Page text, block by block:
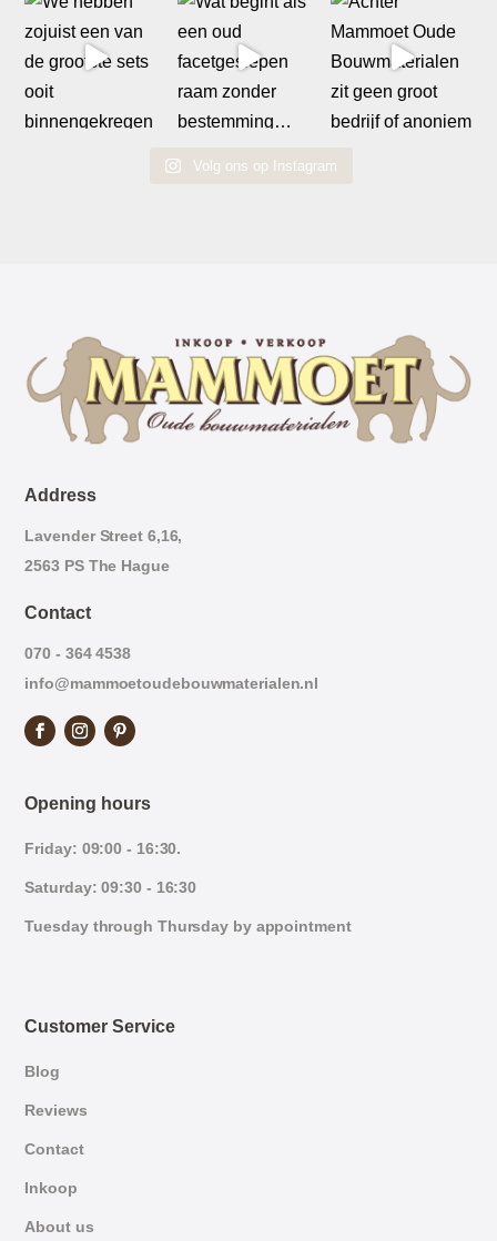
Volg ons op Instagram
Address
Lavender Street 6,16,
2563 PS The Hague
Contact
070 - 364 4538
info@mammoetoudebouwmaterialen.nl
Opening hours
Friday: 09:00 - 16:30.
Saturday: 09:30 - 16:30
Tuesday through Thursday by appointment
Customer Service
Blog
Reviews
Contact
Inkoop
About us